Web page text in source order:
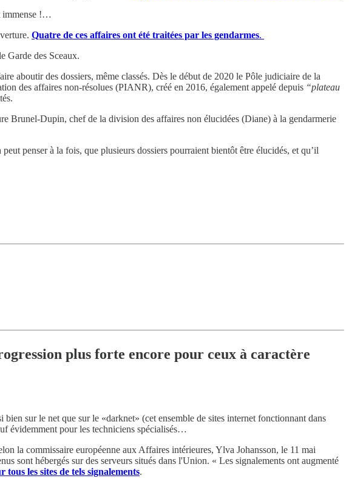
immense !…
Quatre de ces affaires ont été traitées par les gendarmes.
Garde des Sceaux.
aboutir des dossiers, même classés. Dès le début de 2020 le Pôle judiciaire de la
des affaires non-résolues (PIANR), créé en 2016, également appelé depuis “plateau
Brunel-Dupin, chef de la division des affaires non élucidées (Diane) à la gendarmerie
penser à la fois, que plusieurs dossiers pourraient bientôt être élucidés, et qu’il
plus forte encore pour ceux à caractère
bien sur le net que sur le «darknet» (cet ensemble de sites internet fonctionnant dans
évidemment pour les techniciens spécialisés…
la commissaire européenne aux Affaires intérieures, Ylva Johansson, le 11 mai
sont hébergés sur des serveurs situés dans l'Union. « Les signalements ont augmenté
les sites de tels signalements.